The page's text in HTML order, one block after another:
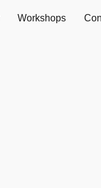
Workshops